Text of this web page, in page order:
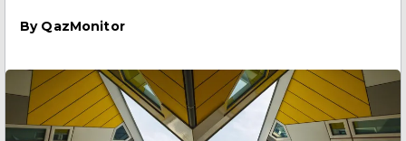
By QazMonitor